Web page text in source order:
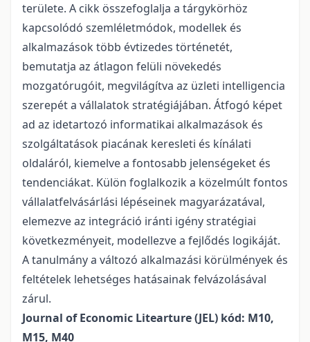
területe. A cikk összefoglalja a tárgykörhöz
kapcsolódó szemléletmódok, modellek és
alkalmazások több évtizedes történetét,
bemutatja az átlagon felüli növekedés
mozgatórugóit, megvilágítva az üzleti intelligencia
szerepét a vállalatok stratégiájában. Átfogó képet
ad az idetartozó informatikai alkalmazások és
szolgáltatások piacának keresleti és kínálati
oldaláról, kiemelve a fontosabb jelenségeket és
tendenciákat. Külön foglalkozik a közelmúlt fontos
vállalatfelvásárlási lépéseinek magyarázatával,
elemezve az integráció iránti igény stratégiai
következményeit, modellezve a fejlődés logikáját.
A tanulmány a változó alkalmazási körülmények és
feltételek lehetséges hatásainak felvázolásával
zárul.
Journal of Economic Litearture (JEL) kód: M10,
M15, M40